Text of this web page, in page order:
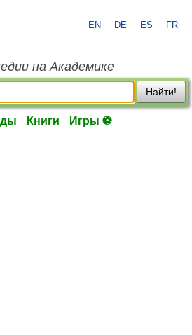
EN DE ES FR
на Академике
Найти!
Книги Игры ⚽